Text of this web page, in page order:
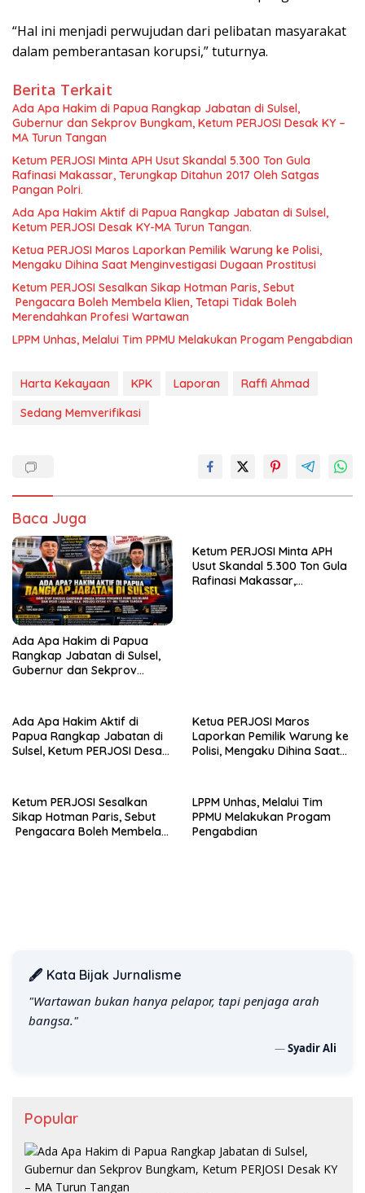
“Hal ini menjadi perwujudan dari pelibatan masyarakat
dalam pemberantasan korupsi,” tuturnya.
Berita Terkait
Ada Apa Hakim di Papua Rangkap Jabatan di Sulsel,
Gubernur dan Sekprov Bungkam, Ketum PERJOSI Desak KY –
MA Turun Tangan
Ketum PERJOSI Minta APH Usut Skandal 5.300 Ton Gula
Rafinasi Makassar, Terungkap Ditahun 2017 Oleh Satgas
Pangan Polri.
Ada Apa Hakim Aktif di Papua Rangkap Jabatan di Sulsel,
Ketum PERJOSI Desak KY-MA Turun Tangan.
Ketua PERJOSI Maros Laporkan Pemilik Warung ke Polisi,
Mengaku Dihina Saat Menginvestigasi Dugaan Prostitusi
Ketum PERJOSI Sesalkan Sikap Hotman Paris, Sebut
Pengacara Boleh Membela Klien, Tetapi Tidak Boleh
Merendahkan Profesi Wartawan
LPPM Unhas, Melalui Tim PPMU Melakukan Progam Pengabdian
Harta Kekayaan KPK Laporan
Raffi Ahmad
Sedang Memverifikasi
Baca Juga
Ada Apa Hakim di Papua
Rangkap Jabatan di Sulsel,
Gubernur dan Sekprov
Ketum PERJOSI Minta APH
Usut Skandal 5.300 Ton Gula
Rafinasi Makassar,
Ada Apa Hakim Aktif di
Papua Rangkap Jabatan di
Sulsel, Ketum PERJOSI Desak
Ketua PERJOSI Maros
Laporkan Pemilik Warung ke
Polisi, Mengaku Dihina Saat
Ketum PERJOSI Sesalkan
Sikap Hotman Paris, Sebut
Pengacara Boleh Membela
LPPM Unhas, Melalui Tim
PPMU Melakukan Progam
Pengabdian
🖋️ Kata Bijak Jurnalisme
"Wartawan bukan hanya pelapor, tapi penjaga arah
bangsa."
—Syadir Ali
Popular